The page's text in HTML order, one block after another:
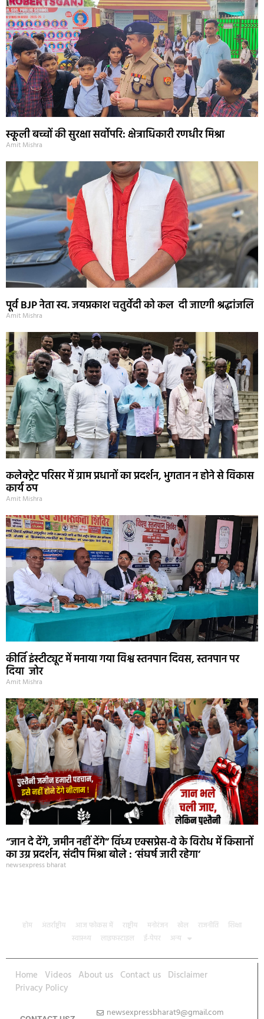
स्कूली बच्चों की सुरक्षा सर्वोपरि: क्षेत्राधिकारी रणधीर मिश्रा
Amit Mishra
पूर्व BJP नेता स्व. जयप्रकाश चतुर्वेदी को कल दी जाएगी श्रद्धांजलि
Amit Mishra
कलेक्ट्रेट परिसर में ग्राम प्रधानों का प्रदर्शन, भुगतान न होने से विकास
कार्य ठप
Amit Mishra
कीर्ति इंस्टीट्यूट में मनाया गया विश्व स्तनपान दिवस, स्तनपान पर
दिया जोर
Amit Mishra
“जान दे देंगे, जमीन नहीं देंगे” विंध्य एक्सप्रेस-वे के विरोध में किसानों
का उग्र प्रदर्शन, संदीप मिश्रा बोले : ‘संघर्ष जारी रहेगा’
newsexpress bharat
होम अंतर्राष्ट्रीय आज फोकस में राष्ट्रीय मनोरंजन खेल राजनीति
शिक्षा
स्वास्थ्य
लाइफस्टाइल ई-पेपर अन्य
Home Videos About us Contact us Disclaimer
Privacy Policy
newsexpressbharat9@gmail.com